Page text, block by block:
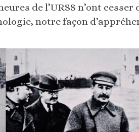
de l’URSS n’ont cesser
notre façon